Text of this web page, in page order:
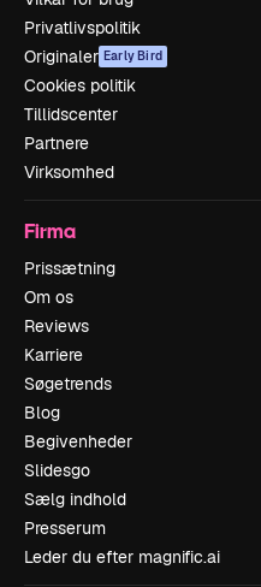
Privatlivspolitik
Originaler Early Bird
Cookies politik
Tillidscenter
Partnere
Virksomhed
Firma
Prissætning
Om os
Reviews
Karriere
Søgetrends
Blog
Begivenheder
Slidesgo
Sælg indhold
Presserum
Leder du efter magnific.ai